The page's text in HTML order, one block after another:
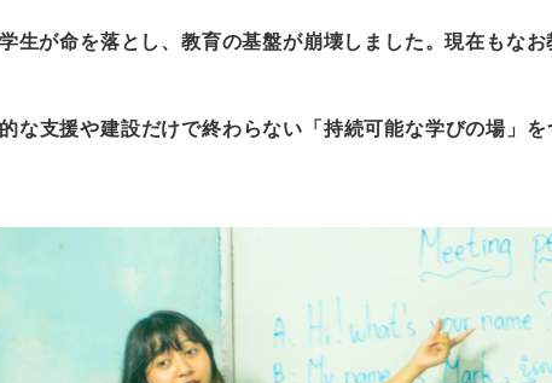
生が命を落とし、教育の基盤が崩壊しました。現在もな
な支援や建設だけで終わらない「持続可能な学びの場」